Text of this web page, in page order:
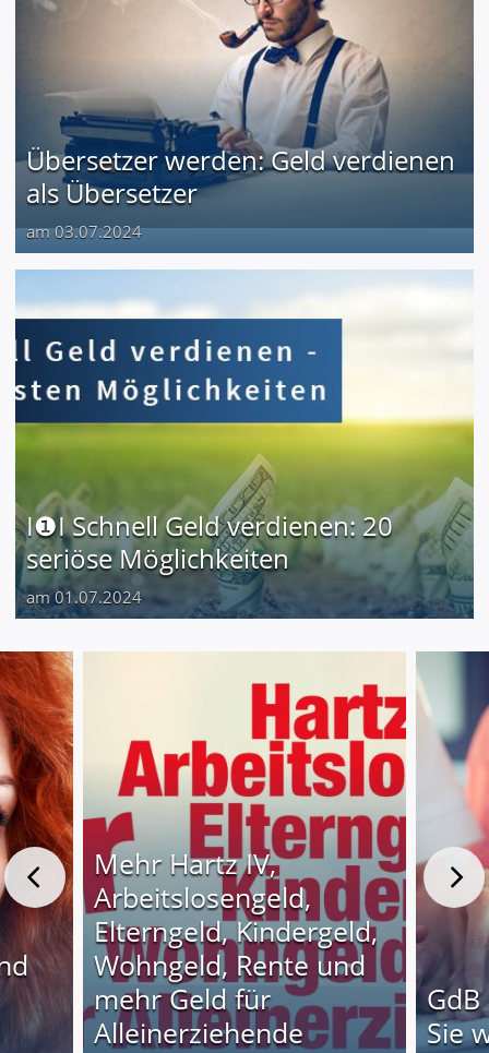
Übersetzer werden: Geld verdienen
als Übersetzer
am 03.07.2024
I❶I Schnell Geld verdienen: 20
seriöse Möglichkeiten
am 01.07.2024
Mehr Hartz IV,
Arbeitslosengeld,
Elterngeld, Kindergeld,
Wohngeld, Rente und
mehr Geld für
Alleinerziehende
Sie